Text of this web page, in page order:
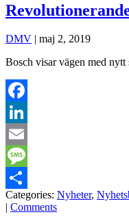
DMV | maj 2, 2019
Bosch visar vägen med nytt
Facebook
LinkedIn
Email
Message
Dela
Categories: Nyheter,
| Comments